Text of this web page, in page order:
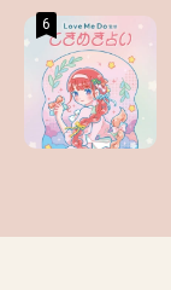
6
6
6